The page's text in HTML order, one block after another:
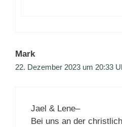
Mark
22. Dezember 2023 um 20:33
Jael & Lene–
Bei uns an der